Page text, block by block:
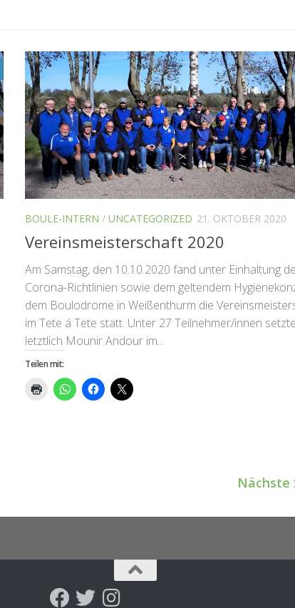
BOULE-INTERN / UNCATEGORIZED 21. OKTOBER 2020
Vereinsmeisterschaft 2020
Am Samstag, den 10.10.2020 fand unter Einhaltung
Corona-Richtlinien sowie dem geltendem
dem Boulodrome in Weißenthurm die
im Tete á Tete statt. Unter 27 Teilnehmer/innen
letztlich Mounir Andour im...
Teilen mit:
Nächste